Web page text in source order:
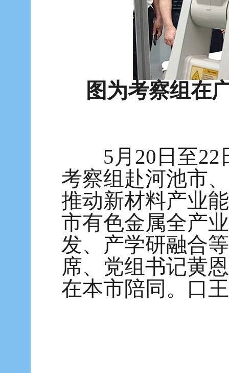
图为考察组在
5月20日至22
考察组赴河池市
推动新材料产业
市有色金属全产
发、产学研融合
席、党组书记黄
在本市陪同。 口